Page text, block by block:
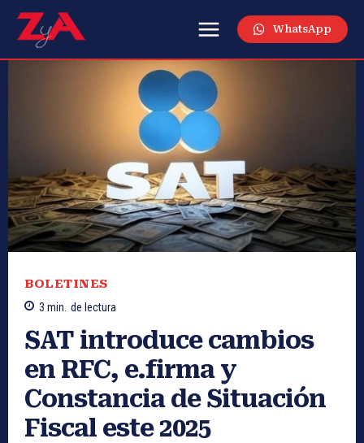
WhatsApp
BOLETINES
3 min. de lectura
SAT introduce cambios
en RFC, e.firma y
Constancia de Situación
Fiscal este 2025